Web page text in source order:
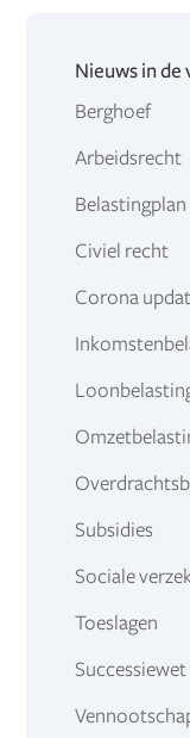
Nieuws in
Berghoef
Arbeidsrecht
Belastingplan
Civiel recht
Corona
Subsidies
Sociale
Toeslagen
Successiewet